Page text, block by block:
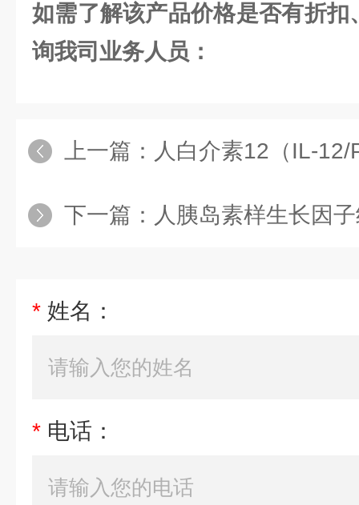
如需了解该产品价格是否有折
询我司业务人员：
上一篇： 人白介素12（IL-
下一篇： 人胰岛素样生长因
* 姓名：
* 电话：